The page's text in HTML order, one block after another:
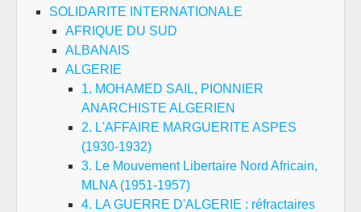
SOLIDARITE INTERNATIONALE
AFRIQUE DU SUD
ALBANAIS
ALGERIE
1. MOHAMED SAIL, PIONNIER
ANARCHISTE ALGERIEN
2. L'AFFAIRE MARGUERITE ASPES
(1930-1932)
3. Le Mouvement Libertaire Nord Africain,
MLNA (1951-1957)
4. LA GUERRE D'ALGERIE : réfractaires